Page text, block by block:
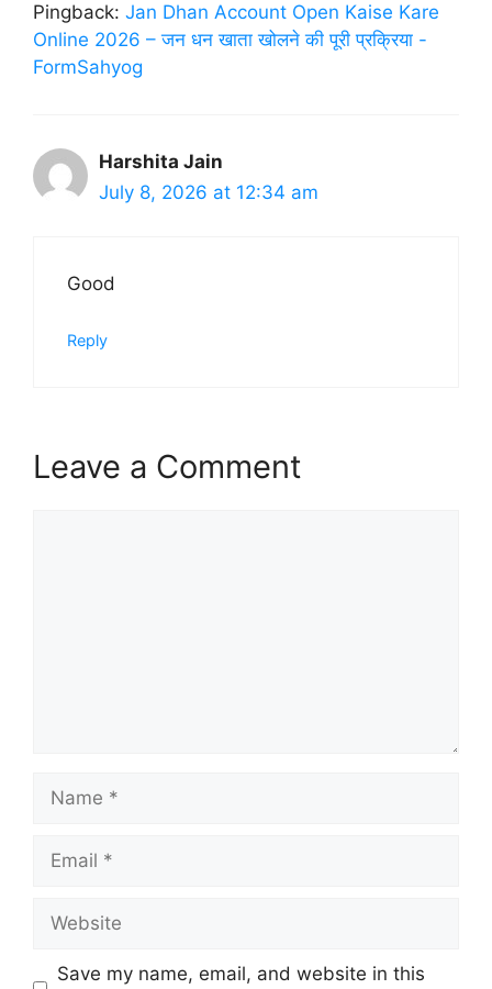
Pingback: Jan Dhan Account Open Kaise Kare
Online 2026 – जन धन खाता खोलने की पूरी प्रक्रिया -
FormSahyog
Harshita Jain
July 8, 2026 at 12:34 am
Good
Reply
Leave a Comment
Name
Email
Website
Save my name, email, and website in this